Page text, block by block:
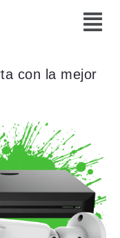
con la mejor